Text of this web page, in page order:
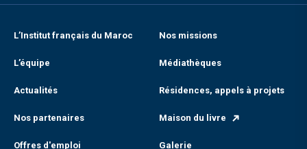
L’Institut français du Maroc Nos missions
L’équipe Médiathèques
Actualités Résidences, appels à projets
Nos partenaires Maison du livre
Offres d'emploi Galerie